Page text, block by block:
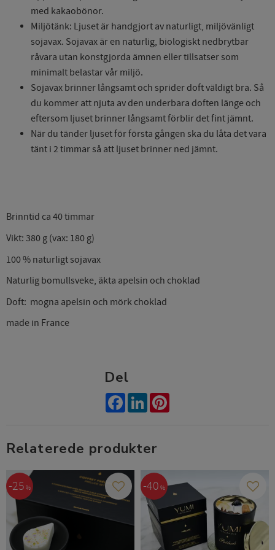
med kakaobönor.
Miljötänk: Ljuset är handgjort av naturligt, miljövänligt
sojavax. Sojavax är en naturlig, biologiskt nedbrytbar
råvara utan konstgjorda ämnen eller tillsatser som
minimalt belastar vår miljö.
Sojavax brinner långsamt och sprider doft väldigt bra. Så
du kommer att njuta av den underbara doften länge och
eftersom ljuset brinner långsamt förblir det fint jämnt.
När du tänder ljuset för första gången ska du låta det vara
tänt i 2 timmar så att ljuset brinner ned jämnt.
Brinntid ca 40 timmar
Vikt: 380 g (vax: 180 g)
100 % naturligt sojavax
Naturlig bomullsveke, äkta apelsin och choklad
Doft: mogna apelsin och mörk choklad
made in France
Del
Facebook
LinkedIn
Relaterede produkter
25 % Gem som favorit
40 % Gem